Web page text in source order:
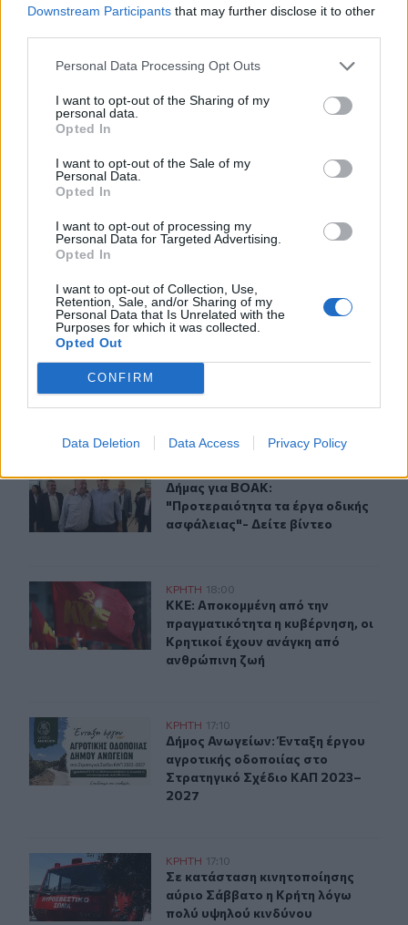
Downstream Participants that may further disclose it to other
Personal Data Processing Opt Outs
I want to opt-out of the Sharing of my
personal data.
Opted In
I want to opt-out of the Sale of my
Personal Data.
Opted In
I want to opt-out of processing my
Personal Data for Targeted Advertising.
Opted In
I want to opt-out of Collection, Use,
Retention, Sale, and/or Sharing of my
Personal Data that Is Unrelated with the
Purposes for which it was collected.
Opted Out
CONFIRM
Data Deletion Data Access Privacy Policy
Χανιά: Σχεδόν 1 εκατ. ευρώ από το Ταμείο
το Ταμείο Αλληλεγγύης του
και δημόσιους χώρους
Οροπέδιο Λασιθίου: Στην τελική ευθεία για τους 45ους
Οροπέδιο Λασιθίου: Στην τελική
Οροπέδιο Λασιθίου: Στην τελική
Αγώνες
Δήμας για ΒΟΑΚ: "Προτεραιότητα τα έργα οδικής
Δήμας για ΒΟΑΚ: "Προτεραιότητα
Δήμας για ΒΟΑΚ:
"Προτεραιότητα τα έργα οδικής
ασφάλειας"- Δείτε βίντεο
ΚΚΕ: Αποκομμένη από την πραγματικότητα η
ΚΡΗΤΗ 18:00
ΚΚΕ: Αποκομμένη από την
ΚΚΕ: Αποκομμένη από την
πραγματικότητα η κυβέρνηση, οι
Κρητικοί έχουν ανάγκη από
ανθρώπινη ζωή
Δήμος Ανωγείων: Ένταξη έργου αγροτικής οδοποιίας
ΚΡΗΤΗ 17:10
Δήμος Ανωγείων: Ένταξη έργου
Δήμος Ανωγείων: Ένταξη έργου
αγροτικής οδοποιίας στο
Στρατηγικό Σχέδιο ΚΑΠ 2023–
2027
Σε κατάσταση κινητοποίησης αύριο Σάββατο η Κρήτη
ΚΡΗΤΗ 17:10
Σε κατάσταση κινητοποίησης
Σε κατάσταση κινητοποίησης
αύριο Σάββατο η Κρήτη λόγω
πολύ υψηλού κινδύνου